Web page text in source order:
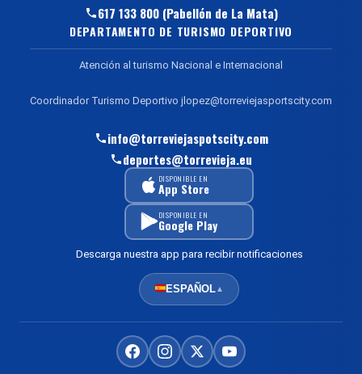
617 133 800 (Pabellón de La Mata)
DEPARTAMENTO DE TURISMO DEPORTIVO
Atención al turismo Nacional e Internacional
Coordinador Turismo Deportivo jlopez@torreviejasportscity.com
info@torreviejaspotscity.com
deportes@torrevieja.eu
DISPONIBLE EN
App Store
DISPONIBLE EN
Google Play
Descarga nuestra app para recibir notificaciones
ESPAÑOL▲